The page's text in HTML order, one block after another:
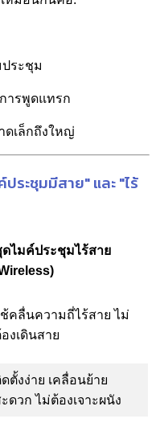
ระชุม
ารพูดแทรก
ดเล็กถึงใหญ่
ระชุมมีสาย" และ "ไร้
ดไมค์ประชุมไร้สาย
คลื่นความถี่ไร้สาย ไม่
งเดินสาย
ตั้งง่าย เคลื่อนย้าย
ดวก ไม่ต้องเจาะผนัง